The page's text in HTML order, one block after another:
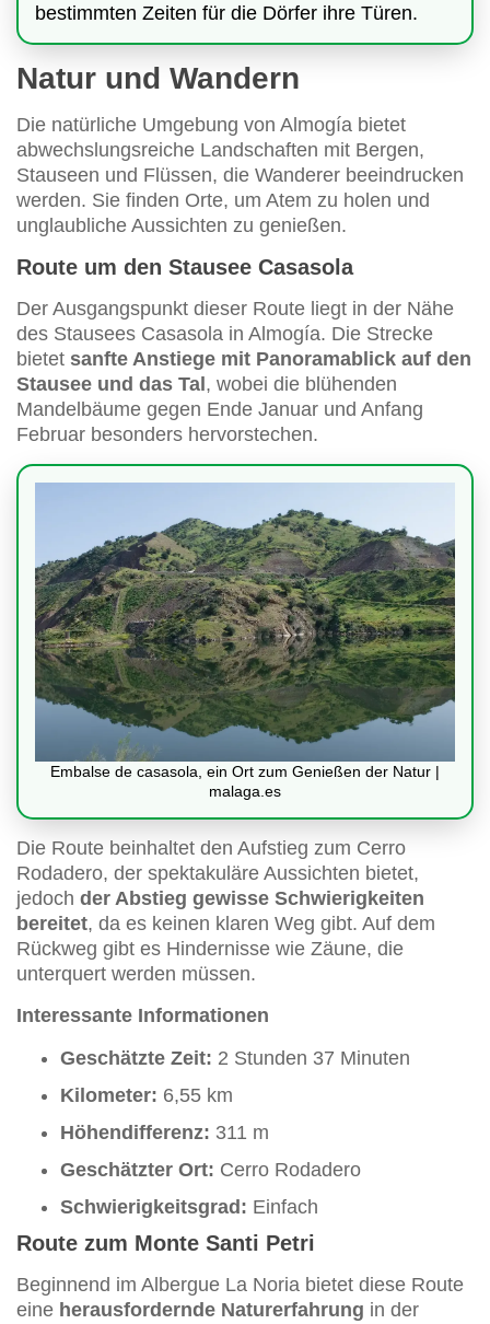
bestimmten Zeiten für die Dörfer ihre Türen.
Natur und Wandern
Die natürliche Umgebung von Almogía bietet
abwechslungsreiche Landschaften mit Bergen,
Stauseen und Flüssen, die Wanderer beeindrucken
werden. Sie finden Orte, um Atem zu holen und
unglaubliche Aussichten zu genießen.
Route um den Stausee Casasola
Der Ausgangspunkt dieser Route liegt in der Nähe
des Stausees Casasola in Almogía. Die Strecke
bietet sanfte Anstiege mit Panoramablick auf den
Stausee und das Tal, wobei die blühenden
Mandelbäume gegen Ende Januar und Anfang
Februar besonders hervorstechen.
Embalse de casasola, ein Ort zum Genießen der Natur |
malaga.es
Die Route beinhaltet den Aufstieg zum Cerro
Rodadero, der spektakuläre Aussichten bietet,
jedoch der Abstieg gewisse Schwierigkeiten
bereitet, da es keinen klaren Weg gibt. Auf dem
Rückweg gibt es Hindernisse wie Zäune, die
unterquert werden müssen.
Interessante Informationen
Geschätzte Zeit: 2 Stunden 37 Minuten
Kilometer: 6,55 km
Höhendifferenz: 311 m
Geschätzter Ort: Cerro Rodadero
Schwierigkeitsgrad: Einfach
Route zum Monte Santi Petri
Beginnend im Albergue La Noria bietet diese Route
eine herausfordernde Naturerfahrung in der